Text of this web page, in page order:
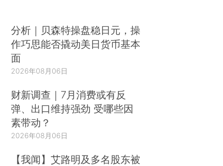
分析｜贝森特操盘稳日元，操
作巧思能否撬动美日货币基本
面
2026年08月06日
财新调查｜7月消费或有反
弹、出口维持强劲 受哪些因
素带动？
2026年08月06日
【我闻】艾路明及多名股东被